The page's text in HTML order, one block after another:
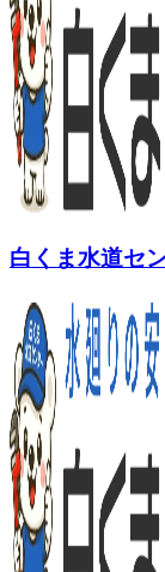
白くま水道セ